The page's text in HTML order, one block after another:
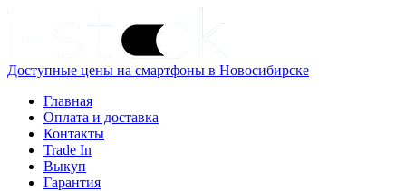
Доступные цены на смартфоны в Новосибирске
Главная
Оплата и доставка
Контакты
Trade In
Выкуп
Гарантия